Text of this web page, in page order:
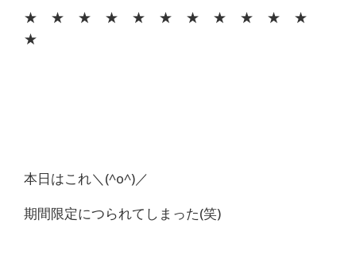
★ ★ ★ ★ ★ ★ ★ ★ ★ ★ ★
★
本日はこれ＼(^o^)／
期間限定につられてしまった(笑)